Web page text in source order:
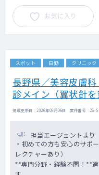
お気に入り
スポット 日勤 クリニック
長野県／美容皮膚
診メイン（翼状針を
掲載更新日 : 2026年08月06日 案件番号 : 26-
担当エージェントより
・初めての方も安心のサポ
レクチャーあり）
**専門分野・経験不問！**